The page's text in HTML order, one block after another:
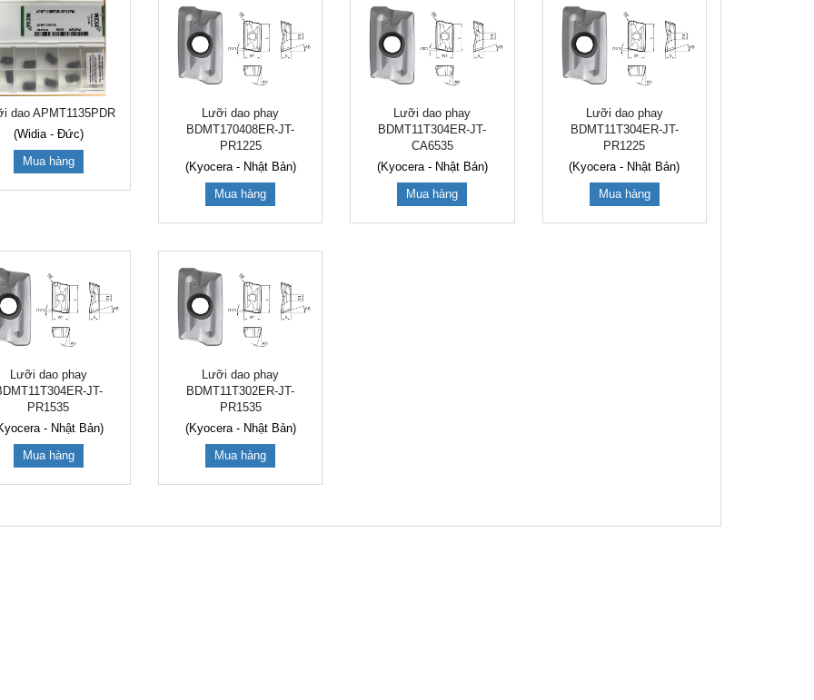
dao APMT1135PDR
(Widia - Đức)
Mua hàng
Lưỡi dao phay
BDMT170408ER-JT-
PR1225
(Kyocera - Nhật Bản)
Mua hàng
Lưỡi dao phay
BDMT11T304ER-JT-
CA6535
(Kyocera - Nhật Bản)
Mua hàng
Lưỡi dao phay
BDMT11T304ER-JT-
PR1225
(Kyocera - Nhật Bản)
Mua hàng
Lưỡi dao phay
JT-
PR1535
- Nhật Bản)
Mua hàng
Lưỡi dao phay
BDMT11T302ER-JT-
PR1535
(Kyocera - Nhật Bản)
Mua hàng